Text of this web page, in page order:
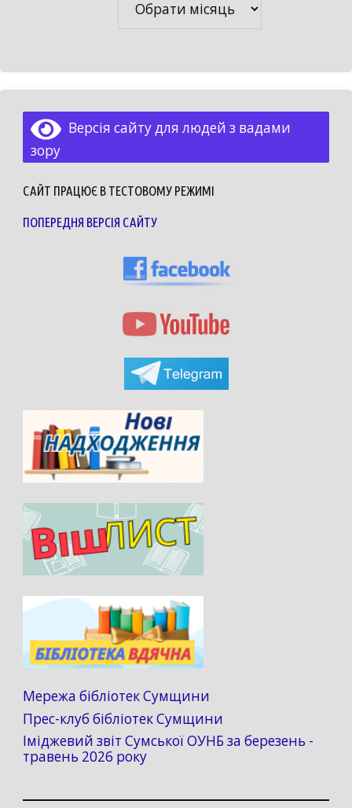
Версія сайту для людей з вадами
зору
САЙТ ПРАЦЮЄ В ТЕСТОВОМУ РЕЖИМІ
ПОПЕРЕДНЯ ВЕРСІЯ САЙТУ
Мережа бібліотек Сумщини
Прес-клуб бібліотек Сумщини
Іміджевий звіт Сумської ОУНБ за березень -
травень 2026 року